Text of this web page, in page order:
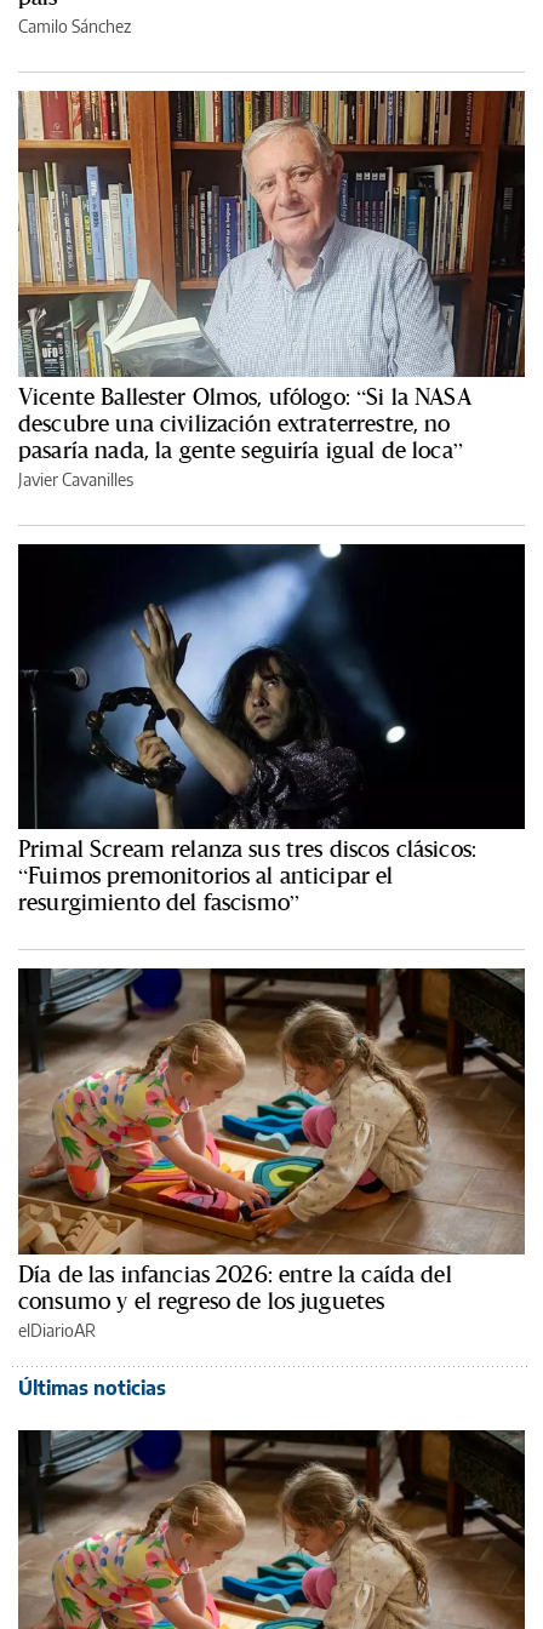
Camilo Sánchez
Vicente Ballester Olmos, ufólogo: “Si la NASA
descubre una civilización extraterrestre, no
pasaría nada, la gente seguiría igual de loca”
Javier Cavanilles
Primal Scream relanza sus tres discos clásicos:
“Fuimos premonitorios al anticipar el
resurgimiento del fascismo”
Día de las infancias 2026: entre la caída del
consumo y el regreso de los juguetes
elDiarioAR
Últimas noticias